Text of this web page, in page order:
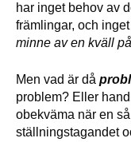
har inget behov av
främlingar, och
minne av en kväll
Men vad är då
problem? Eller
obekväma när en
ställningstagandet